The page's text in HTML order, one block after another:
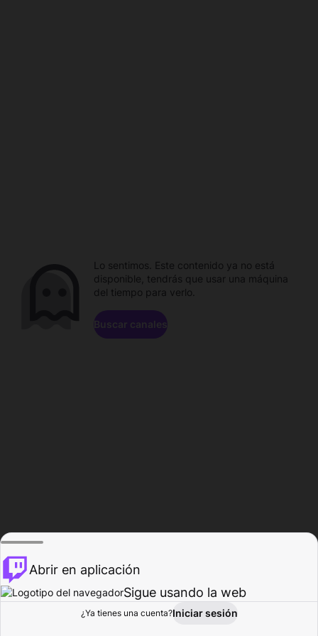
Explorar Actividad
Lo sentimos. Este contenido ya no está
disponible, tendrás que usar una máquina
del tiempo para verlo.
Buscar canales
Abrir en aplicación
Sigue usando la web
¿Ya tienes una cuenta?Iniciar sesión